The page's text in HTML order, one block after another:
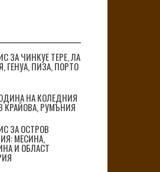
ЗА ЧИНКУЕ ТЕРЕ, ЛА
ГЕНУА, ПИЗА, ПОРТО
НА КОЛЕДНИЯ
КРАЙОВА, РУМЪНИЯ
ЗА ОСТРОВ
МЕСИНА,
И ОБЛАСТ